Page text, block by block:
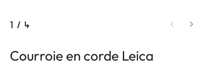
1 / 4
Courroie en corde Leica